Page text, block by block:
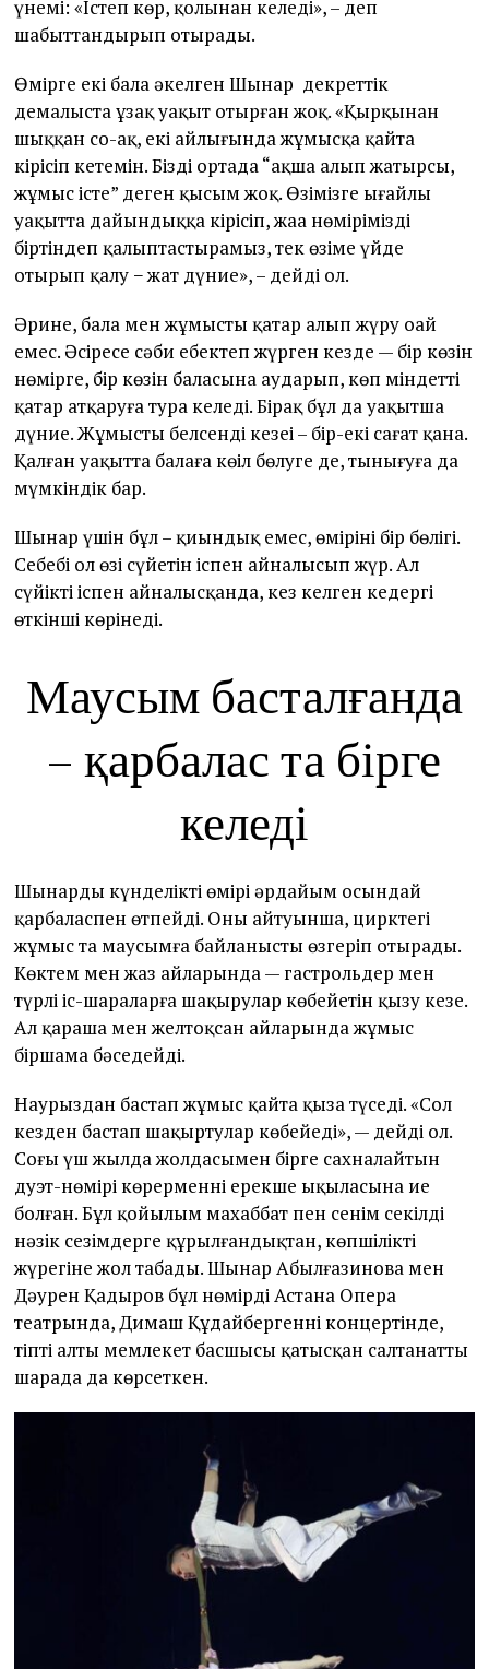
үнемі: «Істеп көр, қолыңнан келеді», – деп
шабыттандырып отырады.
Өмірге екі бала әкелген Шынар декреттік
демалыста ұзақ уақыт отырған жоқ. «Қырқынан
шыққан соң-ақ, екі айлығында жұмысқа қайта
кірісіп кетемін. Біздің ортада “ақша алып жатырсың,
жұмыс істе” деген қысым жоқ. Өзімізге ыңғайлы
уақытта дайындыққа кірісіп, жаңа нөмірімізді
біртіндеп қалыптастырамыз, тек өзіме үйде
отырып қалу − жат дүние», – дейді ол.
Әрине, бала мен жұмысты қатар алып жүру оңай
емес. Әсіресе сәби еңбектеп жүрген кезде — бір көзін
нөмірге, бір көзін баласына аударып, көп міндетті
қатар атқаруға тура келеді. Бірақ бұл да уақытша
дүние. Жұмыстың белсенді кезеңі – бір-екі сағат қана.
Қалған уақытта балаға көңіл бөлуге де, тынығуға да
мүмкіндік бар.
Шынар үшін бұл – қиындық емес, өмірінің бір бөлігі.
Себебі ол өзі сүйетін іспен айналысып жүр. Ал
сүйікті іспен айналысқанда, кез келген кедергі
өткінші көрінеді.
Маусым басталғанда
– қарбалас та бірге
келеді
Шынардың күнделікті өмірі әрдайым осындай
қарбаласпен өтпейді. Оның айтуынша, цирктегі
жұмыс та маусымға байланысты өзгеріп отырады.
Көктем мен жаз айларында — гастрольдер мен
түрлі іс-шараларға шақырулар көбейетін қызу кезең.
Ал қараша мен желтоқсан айларында жұмыс
біршама бәсеңдейді.
Наурыздан бастап жұмыс қайта қыза түседі. «Сол
кезден бастап шақыртулар көбейеді», — дейді ол.
Соңғы үш жылда жолдасымен бірге сахналайтын
дуэт-нөмірі көрерменнің ерекше ықыласына ие
болған. Бұл қойылым махаббат пен сенім секілді
нәзік сезімдерге құрылғандықтан, көпшіліктің
жүрегіне жол табады. Шынар Абылғазинова мен
Дәурен Қадыров бұл нөмірді Астана Опера
театрында, Димаш Құдайбергеннің концертінде,
тіпті алты мемлекет басшысы қатысқан салтанатты
шарада да көрсеткен.